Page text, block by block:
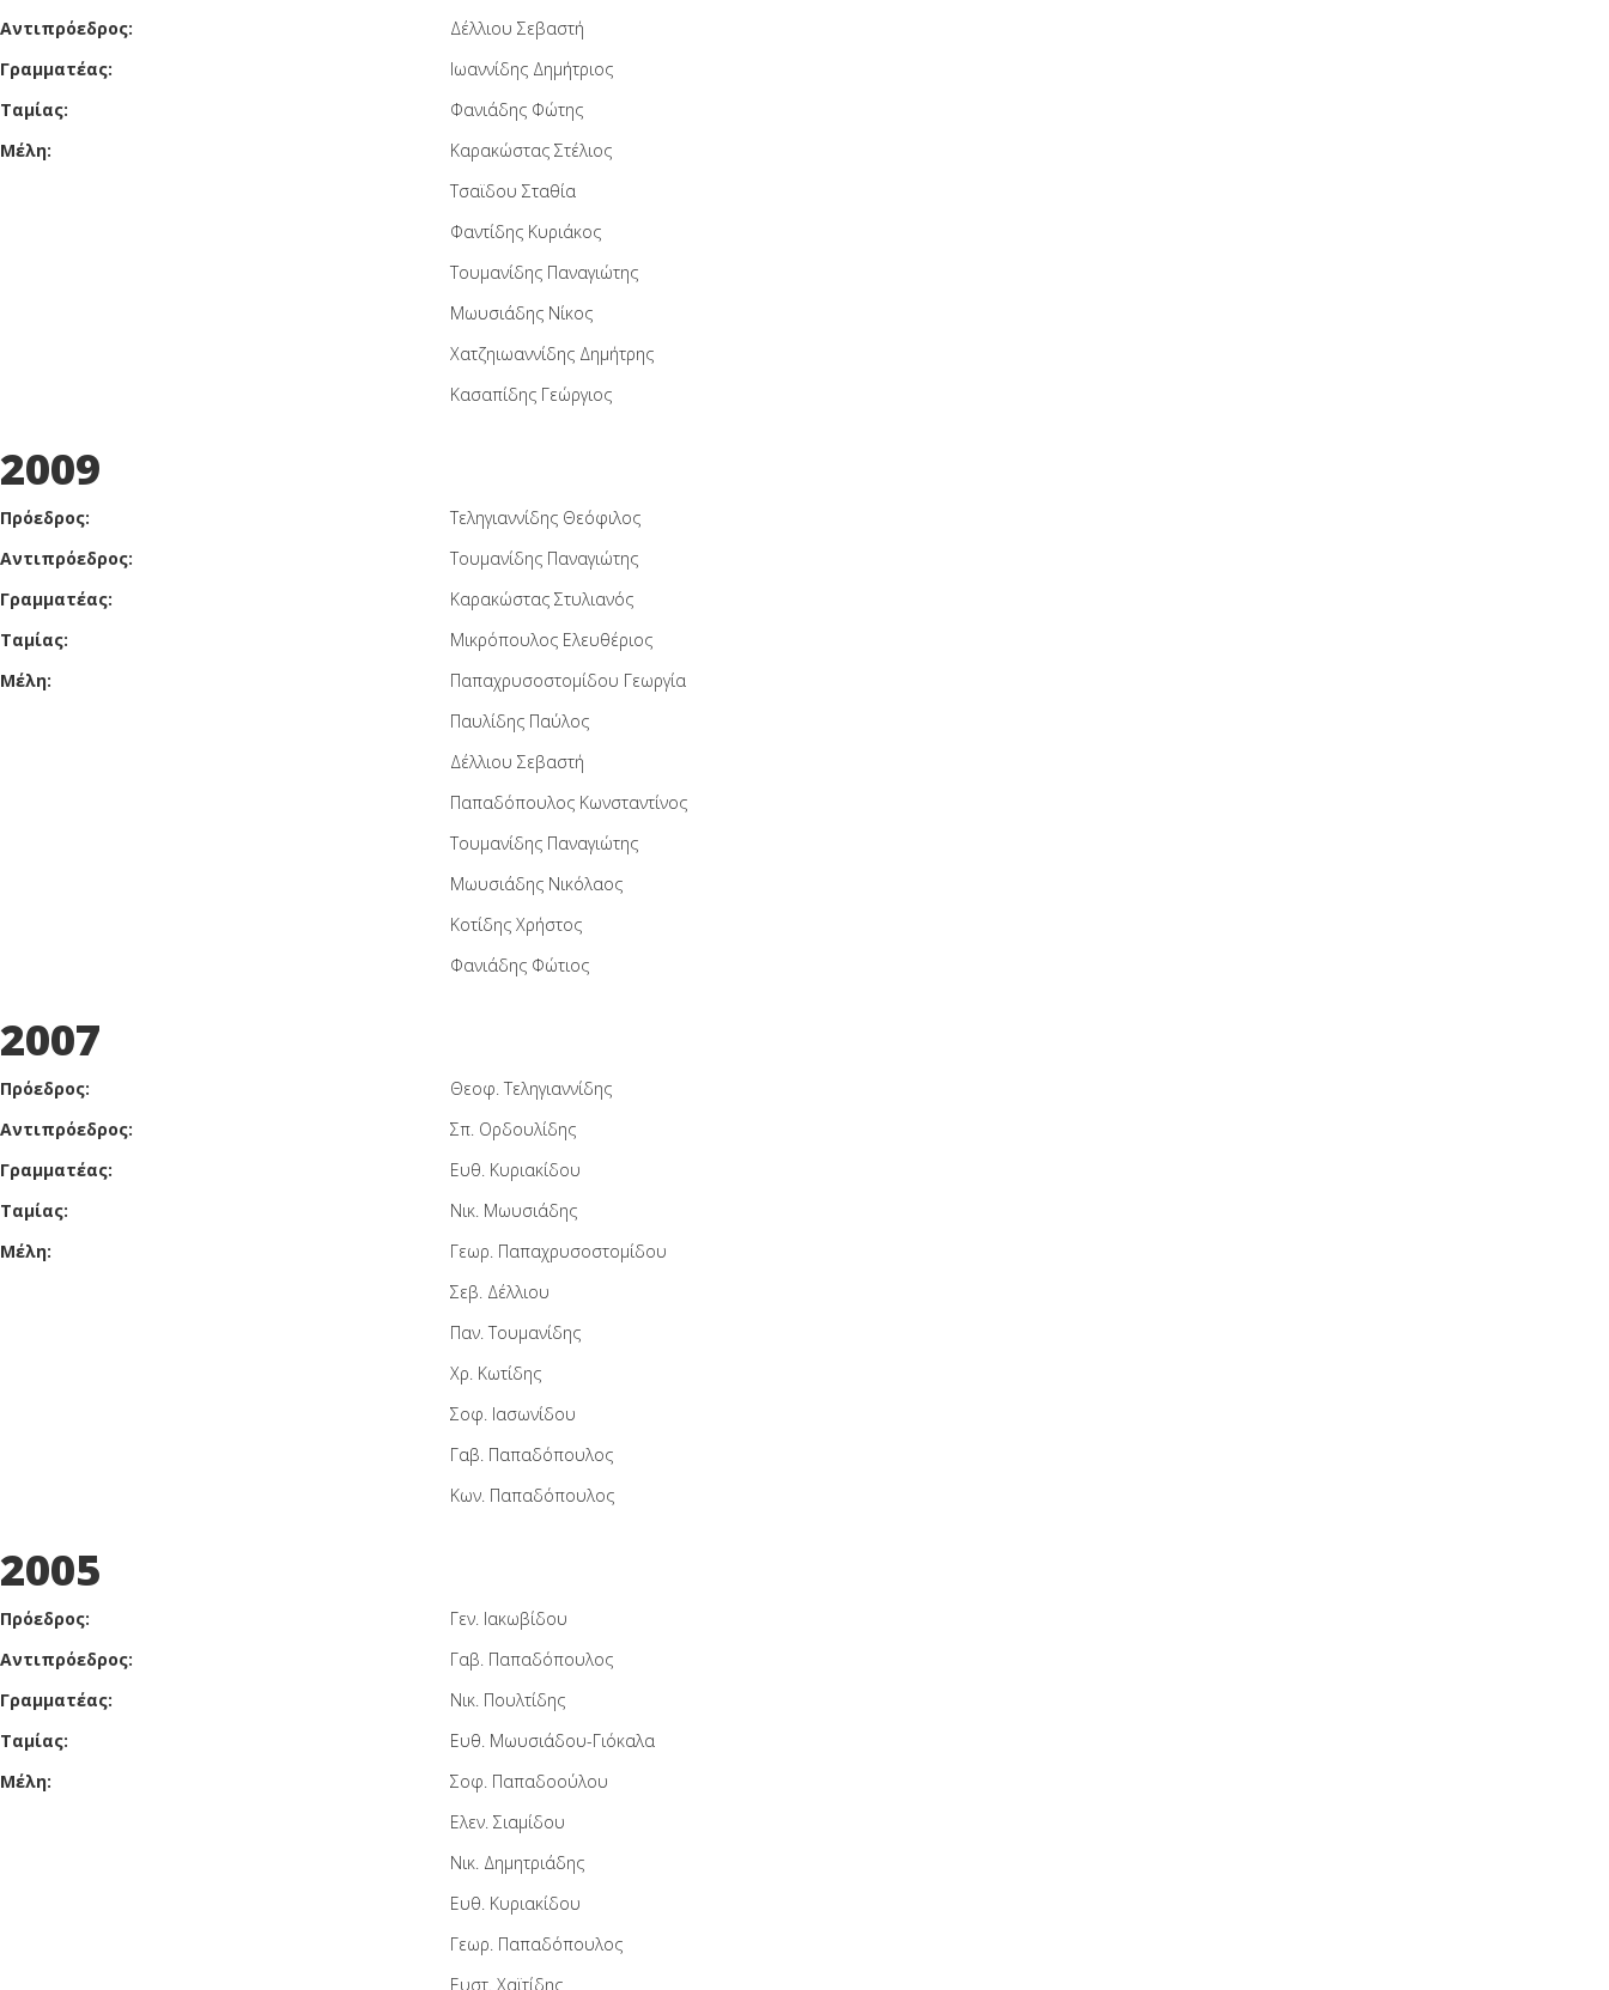
Αντιπρόεδρος:
Δέλλιου Σεβαστή
Γραμματέας:
Ιωαννίδης Δημήτριος
Ταμίας:
Φανιάδης Φώτης
Μέλη:
Καρακώστας Στέλιος
Τσαϊδου Σταθία
Φαντίδης Κυριάκος
Τουμανίδης Παναγιώτης
Μωυσιάδης Νίκος
Χατζηιωαννίδης Δημήτρης
Κασαπίδης Γεώργιος
2009
Πρόεδρος:
Τεληγιαννίδης Θεόφιλος
Αντιπρόεδρος:
Τουμανίδης Παναγιώτης
Γραμματέας:
Καρακώστας Στυλιανός
Ταμίας:
Μικρόπουλος Ελευθέριος
Μέλη:
Παπαχρυσοστομίδου Γεωργία
Παυλίδης Παύλος
Δέλλιου Σεβαστή
Παπαδόπουλος Κωνσταντίνος
Τουμανίδης Παναγιώτης
Μωυσιάδης Νικόλαος
Κοτίδης Χρήστος
Φανιάδης Φώτιος
2007
Πρόεδρος:
Θεοφ. Τεληγιαννίδης
Αντιπρόεδρος:
Σπ. Ορδουλίδης
Γραμματέας:
Ευθ. Κυριακίδου
Ταμίας:
Νικ. Μωυσιάδης
Μέλη:
Γεωρ. Παπαχρυσοστομίδου
Σεβ. Δέλλιου
Παν. Τουμανίδης
Χρ. Κωτίδης
Σοφ. Ιασωνίδου
Γαβ. Παπαδόπουλος
Κων. Παπαδόπουλος
2005
Πρόεδρος:
Γεν. Ιακωβίδου
Αντιπρόεδρος:
Γαβ. Παπαδόπουλος
Γραμματέας:
Νικ. Πουλτίδης
Ταμίας:
Ευθ. Μωυσιάδου-Γιόκαλα
Μέλη:
Σοφ. Παπαδοούλου
Ελεν. Σιαμίδου
Νικ. Δημητριάδης
Ευθ. Κυριακίδου
Γεωρ. Παπαδόπουλος
Ευστ. Χαϊτίδης